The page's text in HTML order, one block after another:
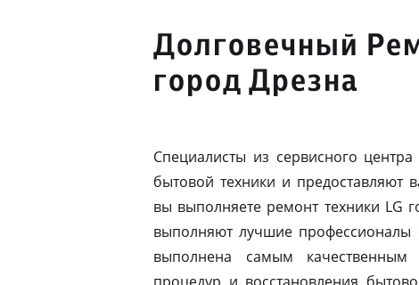
Долговечный
город Дрезна
Специалисты из сервисного
бытовой техники и предоставляют
вы выполняете ремонт техники LG
выполняют лучшие профессионалы
выполнена самым